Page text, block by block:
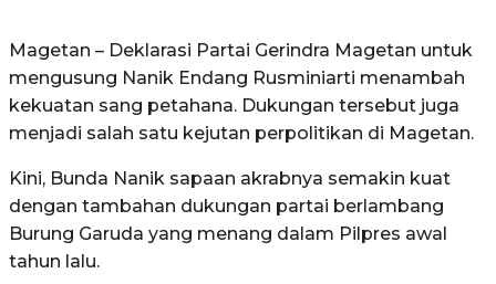
Magetan – Deklarasi Partai Gerindra Magetan untuk
mengusung Nanik Endang Rusminiarti menambah
kekuatan sang petahana. Dukungan tersebut juga
menjadi salah satu kejutan perpolitikan di Magetan.
Kini, Bunda Nanik sapaan akrabnya semakin kuat
dengan tambahan dukungan partai berlambang
Burung Garuda yang menang dalam Pilpres awal
tahun lalu.